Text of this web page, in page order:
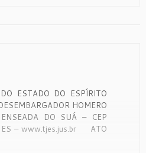
ESTADO DO ESPÍRITO
HOMERO
DO SUÁ – CEP
ES – www.tjes.jus.br ATO